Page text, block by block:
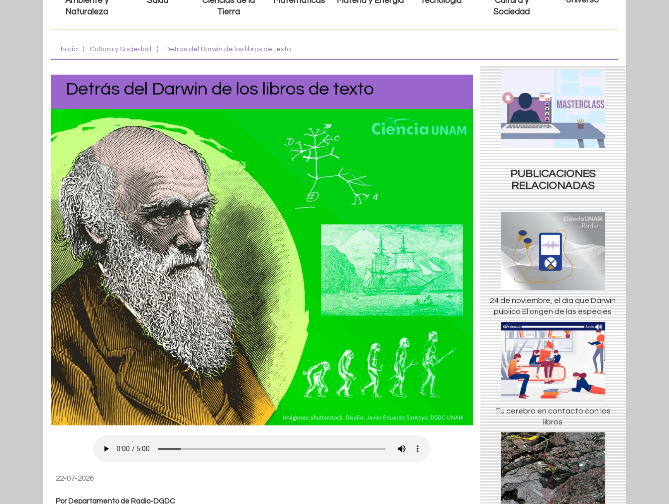
Naturaleza
Tierra
Sociedad
Inicio ⟩ Cultura y Sociedad ⟩ Detrás del Darwin de los libros de texto
Detrás del Darwin de los libros de texto
22-07-2026
Por Departamento de Radio-DGDC
PUBLICACIONES
RELACIONADAS
24 de noviembre, el día que Darwin
publicó El origen de las especies
Tu cerebro en contacto con los
libros